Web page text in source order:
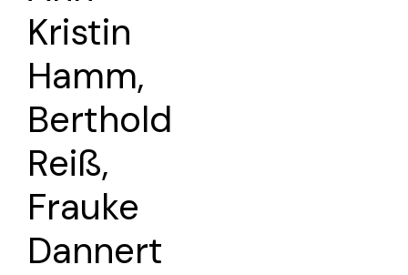
Kristin
Hamm,
Berthold
Reiß,
Frauke
Dannert